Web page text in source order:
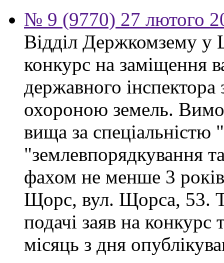
№ 9 (9770) 27 лютого
Відділ Держкомзему у
конкурс на заміщення
державного
охороною земель.
вища за спеціальністю
"землевпорядкування
фахом не менше 3
Щорс, вул. Щорса, 53.
подачі заяв на конкурс
місяць з дня